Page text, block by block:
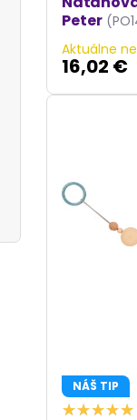
Peter
Aktuálne
16,02 €
NÁŠ TIP